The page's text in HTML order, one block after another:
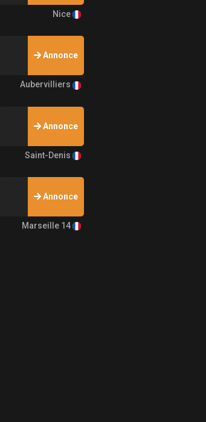
Nice
Annonce
Aubervilliers
Annonce
Saint-Denis
Annonce
Marseille 14